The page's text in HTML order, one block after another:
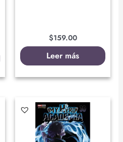
$159.00
Leer más